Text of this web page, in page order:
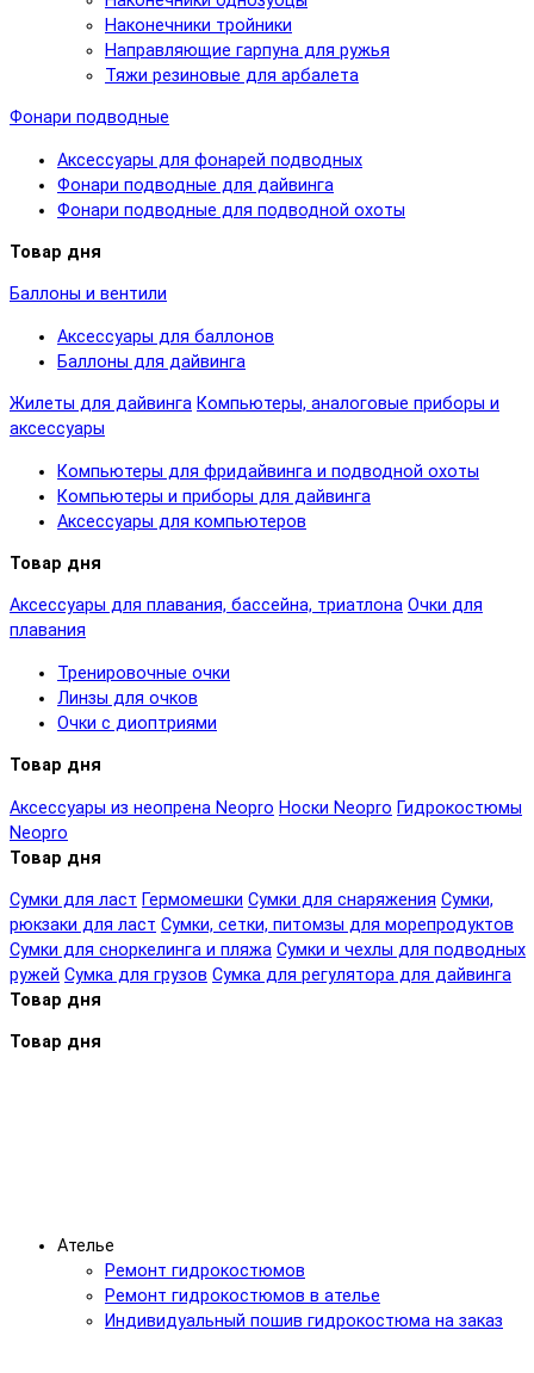
Наконечники тройники
Направляющие гарпуна для ружья
Тяжи резиновые для арбалета
Фонари подводные
Аксессуары для фонарей подводных
Фонари подводные для дайвинга
Фонари подводные для подводной охоты
Товар дня
Баллоны и вентили
Аксессуары для баллонов
Баллоны для дайвинга
Жилеты для дайвинга Компьютеры, аналоговые приборы и
аксессуары
Компьютеры для фридайвинга и подводной охоты
Компьютеры и приборы для дайвинга
Аксессуары для компьютеров
Товар дня
Аксессуары для плавания, бассейна, триатлона Очки для
плавания
Тренировочные очки
Линзы для очков
Очки с диоптриями
Товар дня
Аксессуары из неопрена Neopro Носки Neopro Гидрокостюмы
Neopro
Товар дня
Сумки для ласт Гермомешки Сумки для снаряжения Сумки,
рюкзаки для ласт Сумки, сетки, питомзы для морепродуктов
Сумки для сноркелинга и пляжа Сумки и чехлы для подводных
ружей Сумка для грузов Сумка для регулятора для дайвинга
Товар дня
Товар дня
Ателье
Ремонт гидрокостюмов
Ремонт гидрокостюмов в ателье
Индивидуальный пошив гидрокостюма на заказ